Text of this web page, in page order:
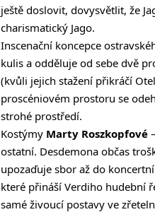
ještě doslovit, dovysvětlit, že
charismatický Jago.
Inscenační koncepce
kulis a odděluje od sebe dvě
(kvůli jejich stažení přikráčí
proscéniovém prostoru se
strohé prostředí.
Kostýmy Marty Roszkopfové
ostatní. Desdemona občas
upozaďuje sbor až do
které přináší Verdiho hudební
samé živoucí postavy ve